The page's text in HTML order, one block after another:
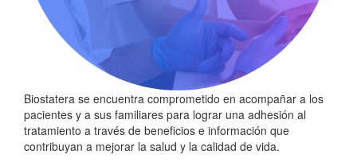
Biostatera se encuentra comprometido en acompañar a los
pacientes y a sus familiares para lograr una adhesión al
tratamiento a través de beneficios e información que
contribuyan a mejorar la salud y la calidad de vida.